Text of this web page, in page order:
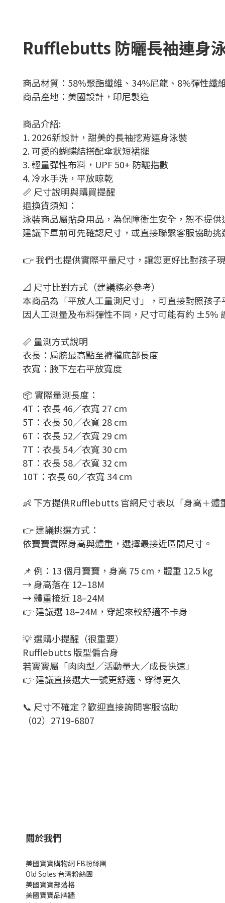
Rufflebutts 防曬長袖連身
商品材質：58%聚酯纖維、34%尼龍、8%彈性纖
商品產地：美國設計，印尼製造
商品介紹:
1. 2026新設計， 甜美的長袖挖背連身泳裝
2. 可愛的蝴蝶結搭配傘狀短裙擺
3. 輕量彈性布料，UPF 50+ 防曬指數
4. 冷水手洗，平放晾乾
📏 尺寸說明與購買提醒
退換貨須知：
泳裝商品屬貼身用品，為保障衛生安全，恕不提供
建議下單前可先確認尺寸，或直接聯繫客服協助挑
👉 我們也提供實際平量尺寸，讓您更好比對孩子
📐 尺寸比對方式（建議務必參考）
本商品為「平放人工量測尺寸」，可直接對照孩
因人工測量及布料彈性不同，尺寸可能有約 ±5%
📏 量測方式說明
衣長：肩膀最高點至褲襠底部長度
衣寬：腋下左右平放寬度
📦 實際量測長度：
4T：衣長 46／衣寬 27 cm
5T：衣長 50／衣寬 28 cm
6T：衣長 52／衣寬 29 cm
7T：衣長 54／衣寬 30 cm
8T：衣長 58／衣寬 32 cm
10T：衣長 60／衣寬 34 cm
👶 下方提供Rufflebutts 官網尺寸表以「身高＋體
👉 建議挑選方式：
依寶寶實際身高與體重，選擇最接近區間尺寸。
📌 例： 13 個月寶寶， 身高 75 cm， 體重 12.5 kg
→ 身高落在 12–18M
→ 體重接近 18–24M
👉 建議選 18–24M，穿起來較舒適不卡身
💡 選購小提醒（很重要）
Rufflebutts 版型偏合身
若寶寶屬「肉肉型／活動量大／成長快速」
👉 建議直接選大一號更舒適、穿得更久
📞 尺寸不確定？歡迎直接詢問客服協助
（02）2719-6807
關於我們
美國寶寶購物網 FB粉絲團
Old Soles 台灣粉絲團
美國寶寶部落格
美國寶寶品牌牆